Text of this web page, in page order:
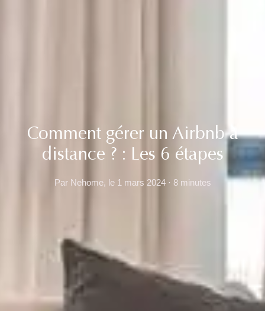
Comment gérer un Airbnb à
distance ? : Les 6 étapes
Par Nehome, le 1 mars 2024 · 8 minutes